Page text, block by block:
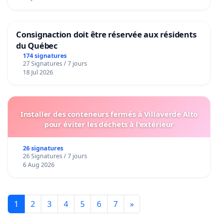
Consignaction doit être réservée aux résidents
du Québec
174 signatures
27 Signatures / 7 jours
18 Jul 2026
Installer des conteneurs fermés à Villaverde Alto
pour éviter les déchets à l'extérieur
26 signatures
26 Signatures / 7 jours
6 Aug 2026
1 2 3 4 5 6 7 »